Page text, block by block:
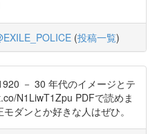
(投稿一覧)
－ 30 年代のイメージとテ
N1LiwT1Zpu PDFで読めま
ダンとか好きな人はぜひ。